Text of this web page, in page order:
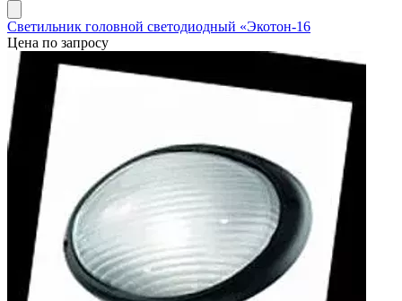
Светильник головной светодиодный «Экотон-16
Цена по запросу